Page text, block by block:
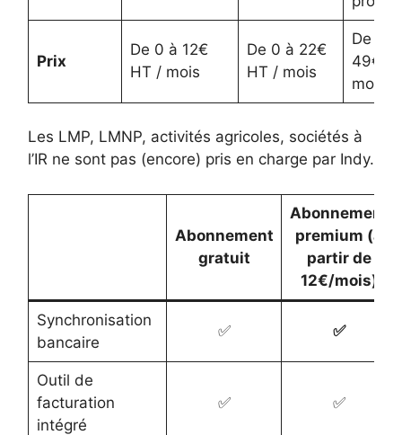
Prix
De 0 à 12€
HT / mois
De 0 à 22€
HT / mois
De 0 à
49€
mois
Les LMP, LMNP, activités agricoles, sociétés à
l’IR ne sont pas (encore) pris en charge par Indy.
Abonnement
gratuit
Abonnement
premium (à
partir de
12€/mois)
Synchronisation
bancaire
✅ ✅
Outil de
facturation
intégré
✅ ✅